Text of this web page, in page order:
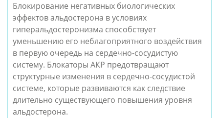
Блокирование негативных биологических
эффектов альдостерона в условиях
гиперальдостеронизма способствует
уменьшению его неблагоприятного воздействия
в первую очередь на сердечно-сосудистую
систему. Блокаторы АКР предотвращают
структурные изменения в сердечно-сосудистой
системе, которые развиваются как следствие
длительно существующего повышения уровня
альдостерона.